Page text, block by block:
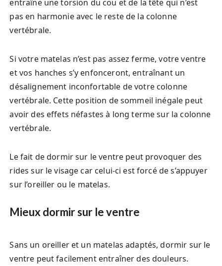
entraîne une torsion du cou et de la tête qui n’est
pas en harmonie avec le reste de la colonne
vertébrale.
Si votre matelas n’est pas assez ferme, votre ventre
et vos hanches s’y enfonceront, entraînant un
désalignement inconfortable de votre colonne
vertébrale. Cette position de sommeil inégale peut
avoir des effets néfastes à long terme sur la colonne
vertébrale.
Le fait de dormir sur le ventre peut provoquer des
rides sur le visage car celui-ci est forcé de s’appuyer
sur l’oreiller ou le matelas.
Mieux dormir sur le ventre
Sans un oreiller et un matelas adaptés, dormir sur le
ventre peut facilement entraîner des douleurs.